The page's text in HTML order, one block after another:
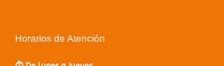
Horarios de Atención